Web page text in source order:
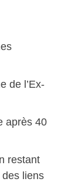
de l’Ex-
après 40
restant
liens